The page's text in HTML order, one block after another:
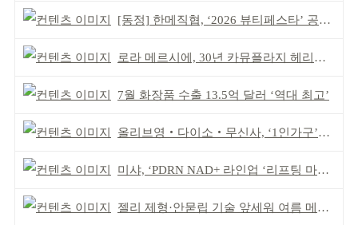
[동정] 한메직협, ‘2026 뷰티페스타’ 공동 주최
로라 메르시에, 30년 카뮤플라지 헤리티지 담아
7월 화장품 수출 13.5억 달러 ‘역대 최고’
올리브영‧다이소‧무신사, ‘1인가구’가 이끈다
미샤, ‘PDRN NAD+ 라인업 ‘리프팅 마스크’ 출시
젤리 제형·안묻립 기술 앞세워 여름 메이크업 시장 공략